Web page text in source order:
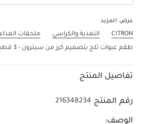
عرض المزيد
CITRON التغذية والكراسي
ملحقات
طقم عبوات ثلج بتصميم كرز من سيترون - 3 قطع
تفاصيل المنتج
رقم المنتج 216348234
الوصف: